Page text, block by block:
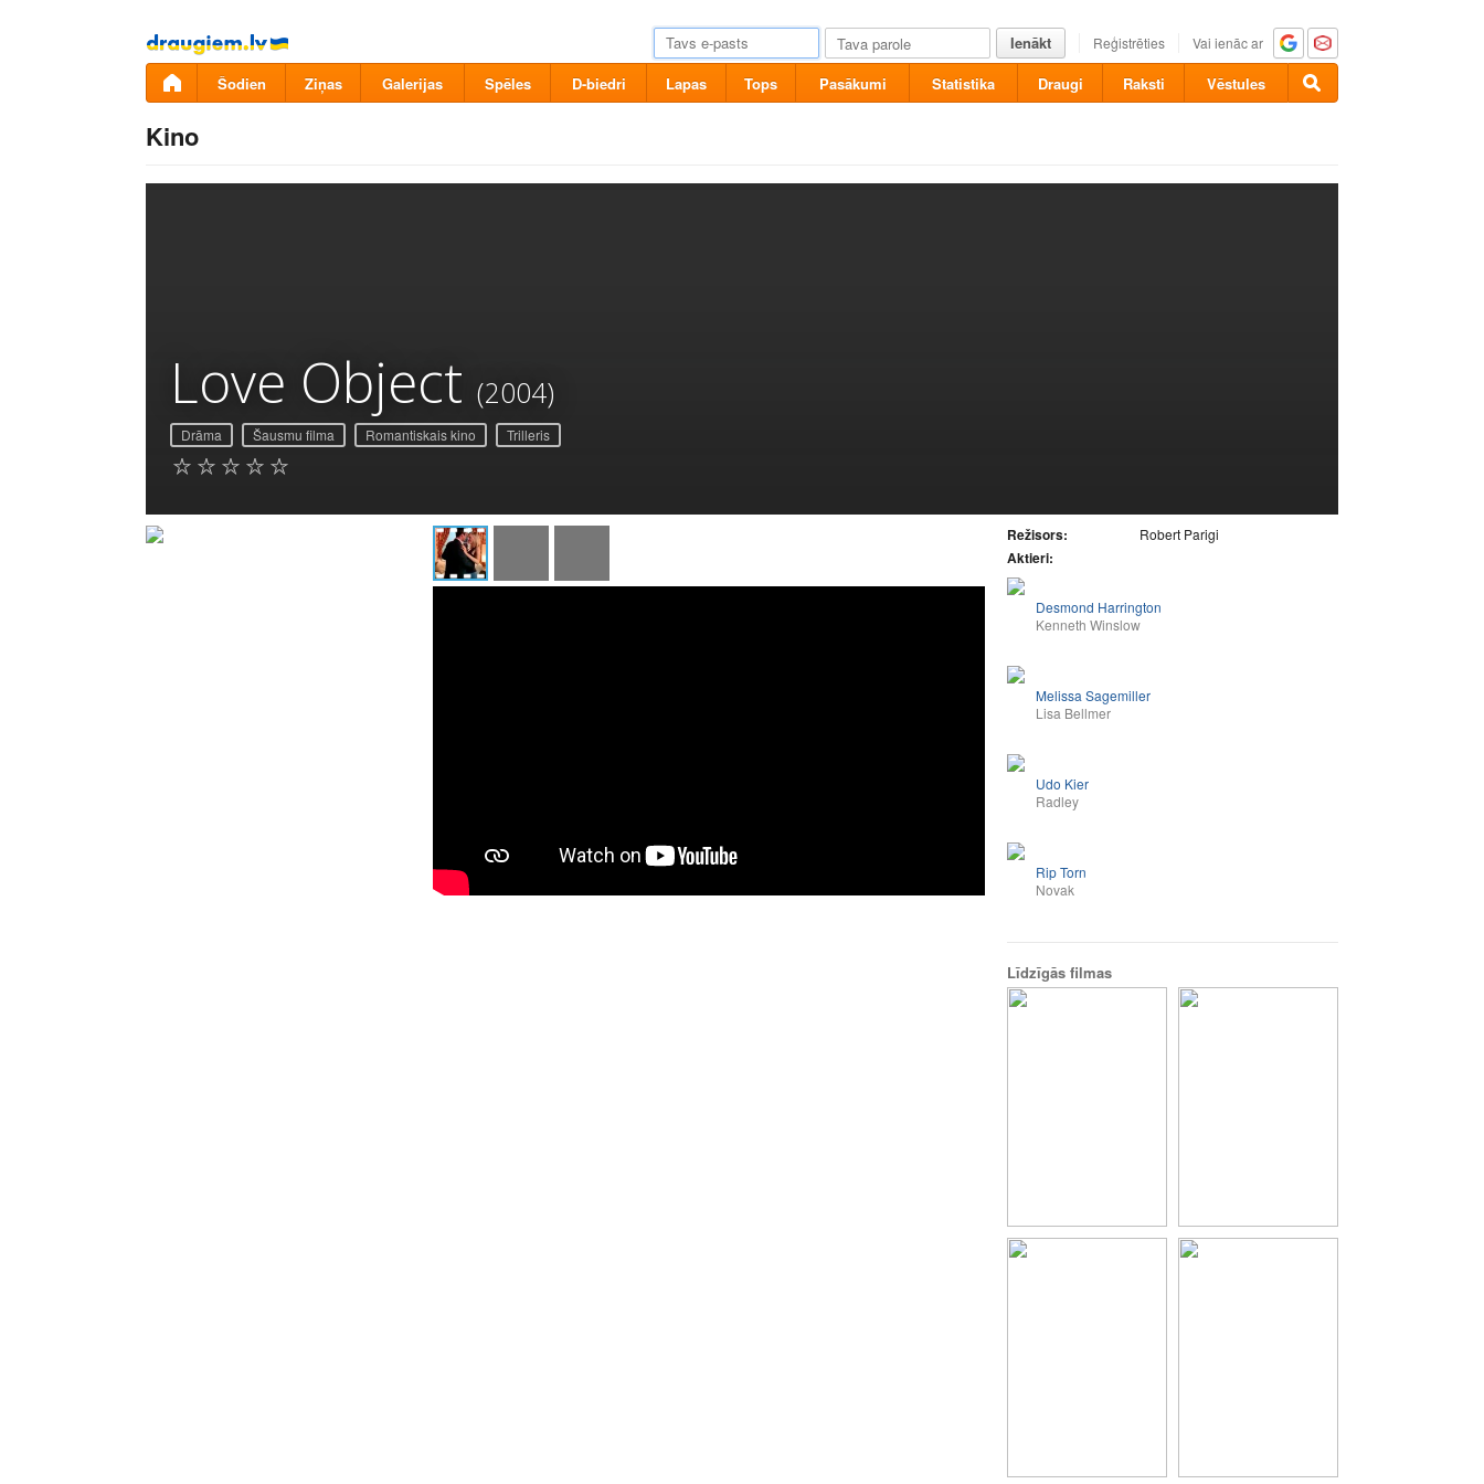
Pāriet
uz
saturu
Ienākt Reģistrēties Vai ienāc ar
Šodien Ziņas Galerijas Spēles D-biedri Lapas Tops Pasākumi Statistika Draugi Raksti Vēstules
Kino
Love Object (2004)
Drāma Šausmu filma Romantiskais kino Trilleris
Režisors: Robert Parigi
Aktieri:
Desmond Harrington
Kenneth Winslow
Melissa Sagemiller
Lisa Bellmer
Udo Kier
Radley
Rip Torn
Novak
Līdzīgās filmas